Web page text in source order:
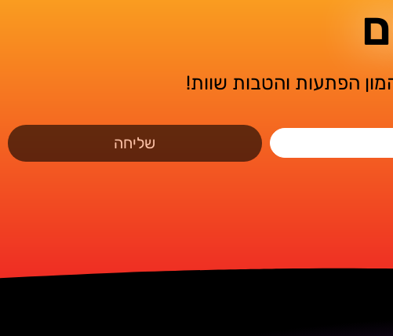
הפתעות והטבות שוות!
שליחה